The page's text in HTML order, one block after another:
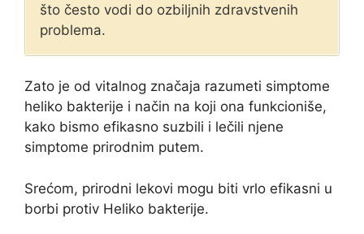
što često vodi do ozbiljnih zdravstvenih
problema.
Zato je od vitalnog značaja razumeti simptome
heliko bakterije i način na koji ona funkcioniše,
kako bismo efikasno suzbili i lečili njene
simptome prirodnim putem.
Srećom, prirodni lekovi mogu biti vrlo efikasni u
borbi protiv Heliko bakterije.